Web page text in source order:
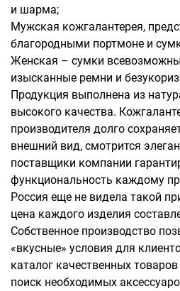
и шарма;
Мужская кожгалантерея,
благородными портмоне и
Женская – сумки
изысканные ремни и
Продукция выполнена из
высокого качества.
производителя долго
внешний вид, смотрится
поставщики компании
функциональность каждому
Россия еще не видела такой
цена каждого изделия
Собственное производство
«вкусные» условия для
каталог качественных
поиск необходимых